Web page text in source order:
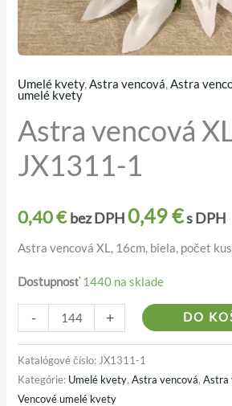
Umelé kvety,Astra vencová,Astra
umelé kvety
Astra vencová
JX1311-1
0,40€ bez DPH0,49€s DPH
Astra vencová XL, 16cm, biela, počet
Dostupnosť 1440 na sklade
-
množstvo
vencová
XL
JX1311-
+ DO
Katalógové číslo: JX1311-1
Kategórie: Umelé kvety,Astra vencová,Astra
Vencové umelé kvety